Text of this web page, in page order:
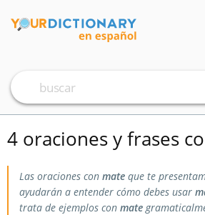
4 oraciones y frases
Las oraciones con mate que te
ayudarán a entender cómo debes usar
trata de ejemplos con mate